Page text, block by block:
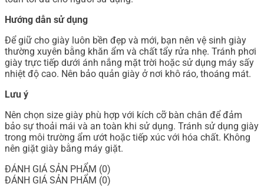
Hướng dẫn sử dụng
Để giữ cho giày luôn bền đẹp và mới, bạn nên vệ sinh giày
thường xuyên bằng khăn ẩm và chất tẩy rửa nhẹ. Tránh phơi
giày trực tiếp dưới ánh nắng mặt trời hoặc sử dụng máy sấy
nhiệt độ cao. Nên bảo quản giày ở nơi khô ráo, thoáng mát.
Lưu ý
Nên chọn size giày phù hợp với kích cỡ bàn chân để đảm
bảo sự thoải mái và an toàn khi sử dụng. Tránh sử dụng giày
trong môi trường ẩm ướt hoặc tiếp xúc với hóa chất. Không
nên giặt giày bằng máy giặt.
ĐÁNH GIÁ SẢN PHẨM (0)
ĐÁNH GIÁ SẢN PHẨM (0)